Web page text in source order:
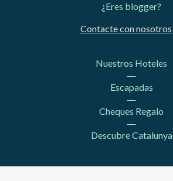
¿Eres blogger?
Contacte con nosotros
Nuestros Hoteles
Escapadas
Cheques Regalo
Descubre Catalunya